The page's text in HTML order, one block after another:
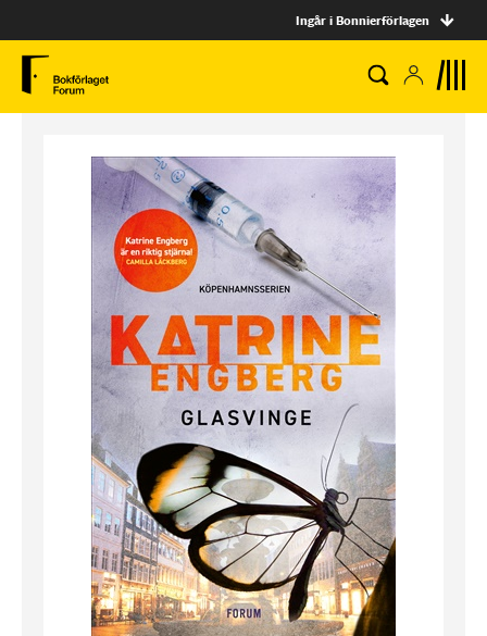
Ingår i Bonnierförlagen